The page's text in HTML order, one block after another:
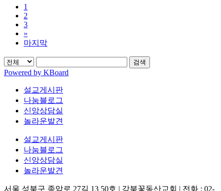
1
2
3
»
마지막
검색
Powered by KBoard
설교게시판
나눔블로그
신앙상담실
놀라운발견
설교게시판
나눔블로그
신앙상담실
놀라운발견
서울 성북구 종암로 27길 13 50호 | 강북꽃동산교회 | 전화 : 02-